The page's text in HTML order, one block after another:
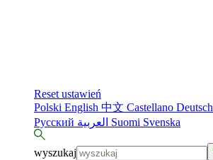
Reset ustawień
Polski English 中文 Castellano Deutsch
Русский
Suomi Svenska
wyszukaj